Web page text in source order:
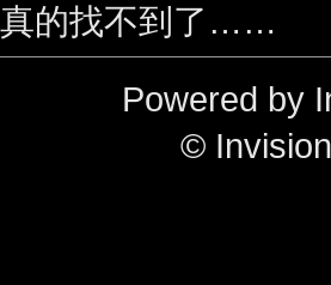
的找不到了……
Powered by
©